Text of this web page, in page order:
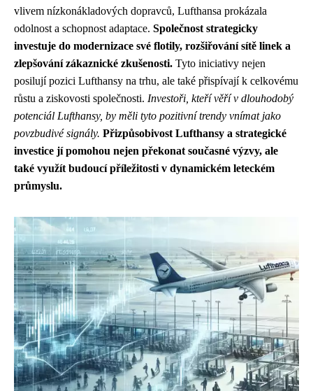
vlivem nízkonákladových dopravců, Lufthansa prokázala
odolnost a schopnost adaptace. Společnost strategicky
investuje do modernizace své flotily, rozšiřování sítě linek a
zlepšování zákaznické zkušenosti. Tyto iniciativy nejen
posilují pozici Lufthansy na trhu, ale také přispívají k celkovému
růstu a ziskovosti společnosti. Investoři, kteří věří v dlouhodobý
potenciál Lufthansy, by měli tyto pozitivní trendy vnímat jako
povzbudivé signály. Přizpůsobivost Lufthansy a strategické
investice jí pomohou nejen překonat současné výzvy, ale
také využít budoucí příležitosti v dynamickém leteckém
průmyslu.